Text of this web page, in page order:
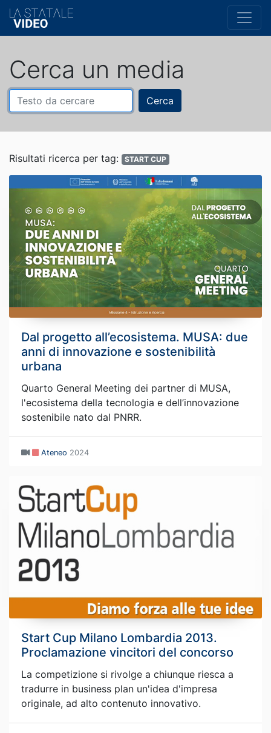
Cerca un media
Cerca
Risultati ricerca per tag: START CUP
Dal progetto all’ecosistema. MUSA: due
anni di innovazione e sostenibilità
urbana
Quarto General Meeting dei partner di MUSA,
l'ecosistema della tecnologia e dell’innovazione
sostenibile nato dal PNRR.
Ateneo 2024
Start Cup Milano Lombardia 2013.
Proclamazione vincitori del concorso
La competizione si rivolge a chiunque riesca a
tradurre in business plan un'idea d'impresa
originale, ad alto contenuto innovativo.